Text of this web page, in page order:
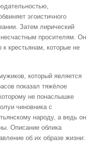
эгоистичного
Затем лирический
несчастным просителям. Он
крестьянам, которые не
который является
показал тяжёлое
не понаслышке
чиновника с
народу, а ведь он
Описание облика
об их образе жизни: